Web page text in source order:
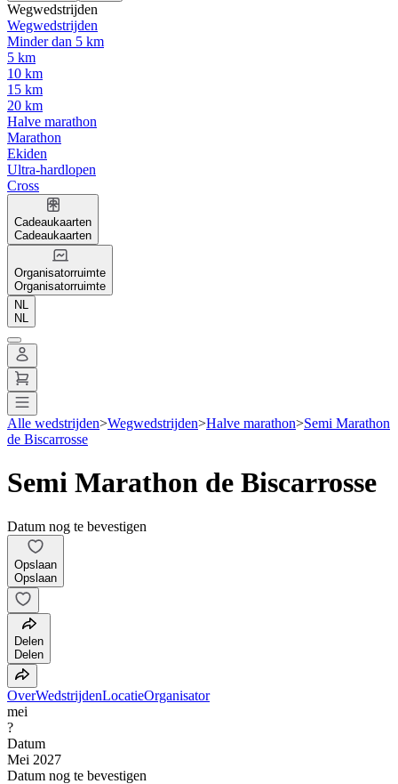
Wegwedstrijden
Wegwedstrijden
Minder dan 5 km
5 km
10 km
15 km
20 km
Halve marathon
Marathon
Ekiden
Ultra-hardlopen
Cross
Cadeaukaarten
Cadeaukaarten
Organisatorruimte
Organisatorruimte
NL
NL
Alle wedstrijden>Wegwedstrijden>Halve marathon>Semi Marathon
de Biscarrosse
Semi Marathon de Biscarrosse
Datum nog te bevestigen
Opslaan
Opslaan
Delen
Delen
OverWedstrijdenLocatieOrganisator
mei
?
Datum
Mei 2027
Datum nog te bevestigen